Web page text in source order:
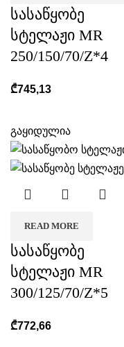
სასაწყობე
სტელაჟი MR
250/150/70/Z*4
₾745,13
გაყიდულია
READ MORE
სასაწყობე
სტელაჟი MR
300/125/70/Z*5
₾772,66